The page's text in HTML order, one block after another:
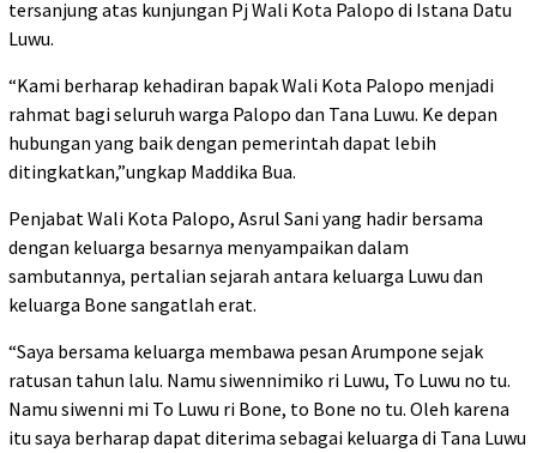
tersanjung atas kunjungan Pj Wali Kota Palopo di Istana Datu
Luwu.
“Kami berharap kehadiran bapak Wali Kota Palopo menjadi
rahmat bagi seluruh warga Palopo dan Tana Luwu. Ke depan
hubungan yang baik dengan pemerintah dapat lebih
ditingkatkan,”ungkap Maddika Bua.
Penjabat Wali Kota Palopo, Asrul Sani yang hadir bersama
dengan keluarga besarnya menyampaikan dalam
sambutannya, pertalian sejarah antara keluarga Luwu dan
keluarga Bone sangatlah erat.
“Saya bersama keluarga membawa pesan Arumpone sejak
ratusan tahun lalu. Namu siwennimiko ri Luwu, To Luwu no tu.
Namu siwenni mi To Luwu ri Bone, to Bone no tu. Oleh karena
itu saya berharap dapat diterima sebagai keluarga di Tana Luwu